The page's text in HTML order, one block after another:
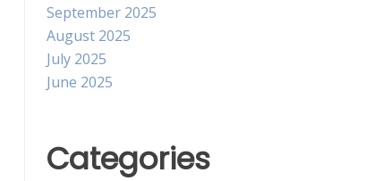
September 2025
August 2025
July 2025
June 2025
Categories